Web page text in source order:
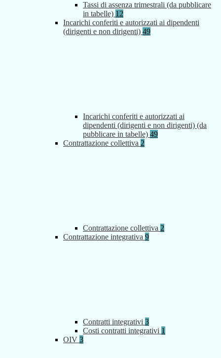
Tassi di assenza trimestrali (da pubblicare
in tabelle) 12
Incarichi conferiti e autorizzati ai dipendenti
(dirigenti e non dirigenti) 49
Incarichi conferiti e autorizzati ai
dipendenti (dirigenti e non dirigenti) (da
pubblicare in tabelle) 49
Contrattazione collettiva 2
Contrattazione collettiva 2
Contrattazione integrativa 9
Contratti integrativi 3
Costi contratti integrativi 1
OIV 3